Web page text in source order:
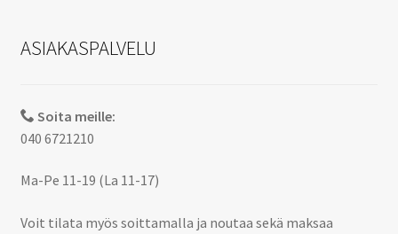
ASIAKASPALVELU
Soita meille:
040 6721210
Ma-Pe 11-19 (La 11-17)
Voit tilata myös soittamalla ja noutaa sekä maksaa